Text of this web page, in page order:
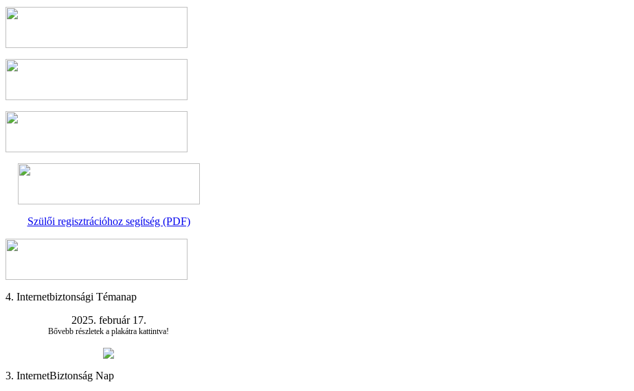
Szülői regisztrációhoz segítség (PDF)
4. Internetbiztonsági Témanap
2025. február 17.
Bővebb részletek a plakátra kattintva!
3. InternetBiztonság Nap